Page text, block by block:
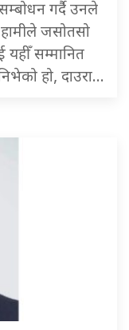
गर्दै उनले
जसोतसो
यहीँ सम्मानित
हो, दाउरा…